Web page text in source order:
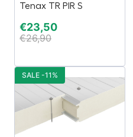
Tenax TR PIR S
€23,50
€26,90
SALE -11%